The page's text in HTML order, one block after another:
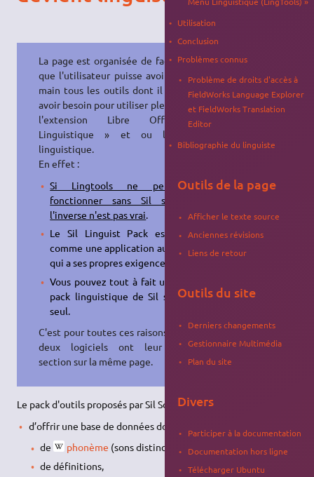
La page est organisée de façon à ce
que l'utilisateur puisse avoir sous la
main tous les outils dont il pourrait
avoir besoin pour utiliser pleinement
l'extension Libre Office «
Linguistique » et ou le pack
linguistique.
En effet :
Si Lingtools ne peut pas
fonctionner sans Sil software,
l'inverse n'est pas vrai
Le Sil Linguist Pack est conçu
comme une application autonome
qui a ses propres exigences.
Vous pouvez tout à fait utiliser le
pack linguistique de Sil software
seul.
C'est pour toutes ces raisons que les
deux logiciels ont leur propre
section sur la même page.
Le pack d'outils proposés par Sil Software, permet :
d’offrir une base de données documentaire :
de
phonème (sons distincts),
de définitions,
Utilisation
Conclusion
Problèmes connus
Problème de droits d'accès à
FieldWorks Language Explorer
et FieldWorks Translation
Editor
Bibliographie du linguiste
Outils de la page
Afficher le texte source
Anciennes révisions
Liens de retour
Outils du site
Derniers changements
Gestionnaire Multimédia
Plan du site
Divers
Participer à la documentation
Documentation hors ligne
Télécharger Ubuntu